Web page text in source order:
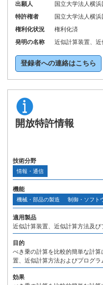
出願人
国立大学法人横
特許権者
国立大学法人横
権利化状況
権利化済
発明の名称
近似計算装置、
登録者への連絡はこちら
開放特許情報
技術分野
情報・通信
機能
機械・部品の製造 制御・ソフト
適用製品
近似計算装置、近似計算方法及び
目的
べき乗の計算を比較的簡単な計
置、近似計算方法およびプログラ
効果